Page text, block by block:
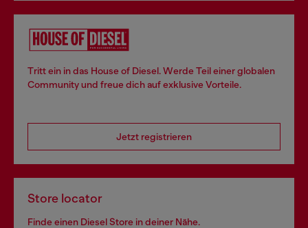
Tritt ein in das House of Diesel. Werde Teil einer globalen
Community und freue dich auf exklusive Vorteile.
Jetzt registrieren
Store locator
Finde einen Diesel Store in deiner Nähe.